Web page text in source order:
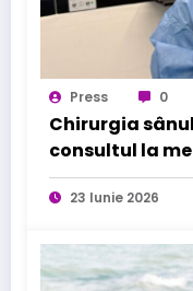
Press 0
Chirurgia
consultul la
23 Iunie 2026